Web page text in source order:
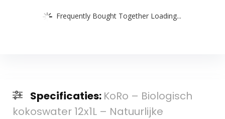
Frequently Bought Together Loading...
Specificaties: KoRo – Biologisch
kokoswater 12x1L – Natuurlijke